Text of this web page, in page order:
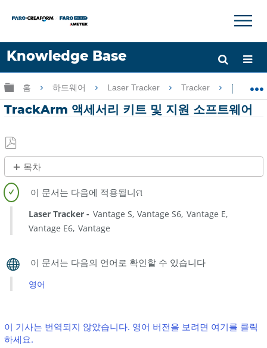
Knowledge Base
언어
도움 받기 로그인
×
글로벌 계층 확장/축소
홈 하드웨어 Laser Tracker Tracker
TrackArm 액세서리 키트 및 지원 소프트웨어
PDF
로
저
장
목차
제
목
없
Laser Tracker Vantage S Vantage S6 Vantage E
Vantage E6 Vantage
영어
이 기사는 번역되지 않았습니다. 영어 버전을 보려면 여기를 클릭
하세요.